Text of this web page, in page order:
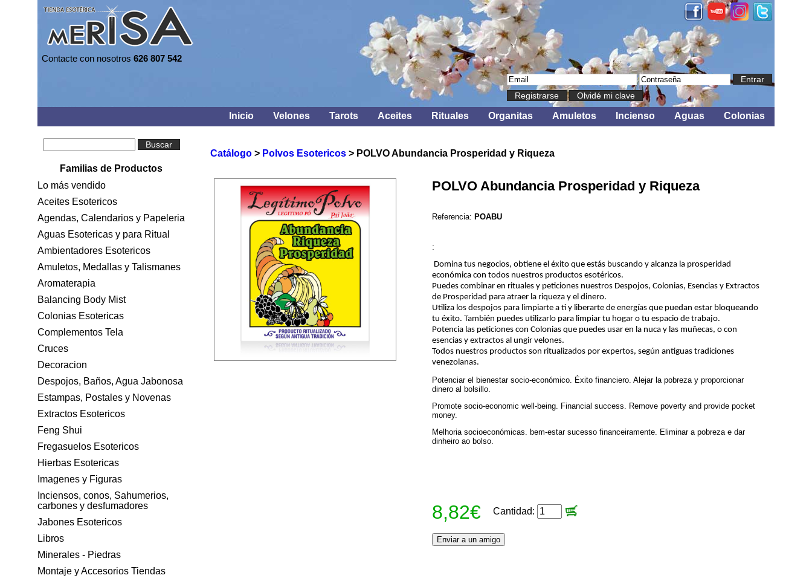
Contacte con nosotros 626 807 542
Entrar
Registrarse
Olvidé mi clave
Inicio Velones Tarots Aceites Rituales Organitas Amuletos Incienso Aguas Colonias
Buscar
Familias de Productos
Lo más vendido
Aceites Esotericos
Agendas, Calendarios y Papeleria
Aguas Esotericas y para Ritual
Ambientadores Esotericos
Amuletos, Medallas y Talismanes
Aromaterapia
Balancing Body Mist
Colonias Esotericas
Complementos Tela
Cruces
Decoracion
Despojos, Baños, Agua Jabonosa
Estampas, Postales y Novenas
Extractos Esotericos
Feng Shui
Fregasuelos Esotericos
Hierbas Esotericas
Imagenes y Figuras
Inciensos, conos, Sahumerios,
carbones y desfumadores
Jabones Esotericos
Libros
Minerales - Piedras
Montaje y Accesorios Tiendas
Catálogo > Polvos Esotericos > POLVO Abundancia Prosperidad y Riqueza
POLVO Abundancia Prosperidad y Riqueza
Referencia: POABU
:
Domina tus negocios, obtiene el éxito que estás buscando y alcanza la prosperidad
económica con todos nuestros productos esotéricos.
Puedes combinar en rituales y peticiones nuestros Despojos, Colonias, Esencias y Extractos
de Prosperidad para atraer la riqueza y el dinero.
Utiliza los despojos para limpiarte a ti y liberarte de energías que puedan estar bloqueando
tu éxito. También puedes utilizarlo para limpiar tu hogar o tu espacio de trabajo.
Potencia las peticiones con Colonias que puedes usar en la nuca y las muñecas, o con
esencias y extractos al ungir velones.
Todos nuestros productos son ritualizados por expertos, según antiguas tradiciones
venezolanas.
Potenciar el bienestar socio-económico. Éxito financiero. Alejar la pobreza y proporcionar
dinero al bolsillo.
Promote socio-economic well-being. Financial success. Remove poverty and provide pocket
money.
Melhoria socioeconómicas. bem-estar sucesso financeiramente. Eliminar a pobreza e dar
dinheiro ao bolso.
8,82€ Cantidad: